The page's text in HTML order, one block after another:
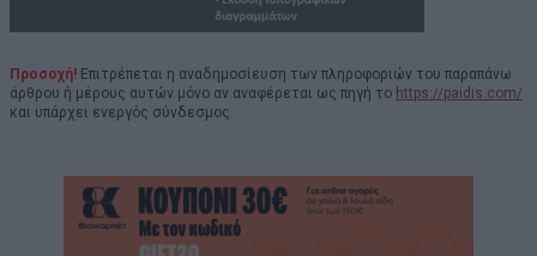
Προσοχή! Επιτρέπεται η αναδημοσίευση των πληροφοριών του παραπάνω
άρθρου ή μέρους αυτών μόνο αν αναφέρεται ως πηγή το https://paidis.com/
και υπάρχει ενεργός σύνδεσμος.